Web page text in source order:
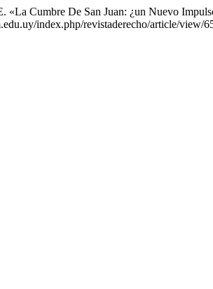
«La Cumbre De San Juan: ¿un Nuevo
index.php/revistaderecho/article/view/